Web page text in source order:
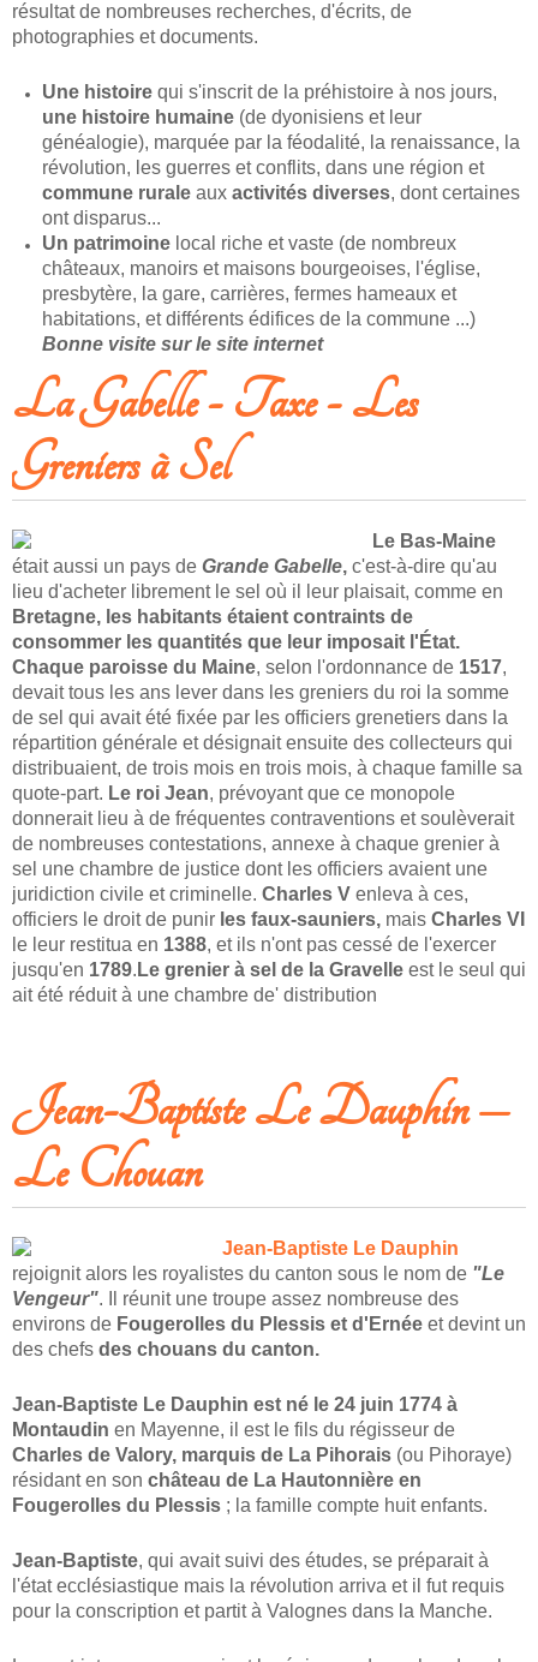
résultat de nombreuses recherches, d'écrits, de
photographies et documents.
Une histoire qui s'inscrit de la préhistoire à nos jours,
une histoire humaine (de dyonisiens et leur
généalogie), marquée par la féodalité, la renaissance, la
révolution, les guerres et conflits, dans une région et
commune rurale aux activités diverses, dont certaines
ont disparus...
Un patrimoine local riche et vaste (de nombreux
châteaux, manoirs et maisons bourgeoises, l'église,
presbytère, la gare, carrières, fermes hameaux et
habitations, et différents édifices de la commune ...)
Bonne visite sur le site internet
La Gabelle - Taxe - Les
Greniers à Sel
Le Bas-Maine
était aussi un pays de Grande Gabelle, c'est-à-dire qu'au
lieu d'acheter librement le sel où il leur plaisait, comme en
Bretagne, les habitants étaient contraints de
consommer les quantités que leur imposait l'État.
Chaque paroisse du Maine, selon l'ordonnance de 1517,
devait tous les ans lever dans les greniers du roi la somme
de sel qui avait été fixée par les officiers grenetiers dans la
répartition générale et désignait ensuite des collecteurs qui
distribuaient, de trois mois en trois mois, à chaque famille sa
quote-part. Le roi Jean, prévoyant que ce monopole
donnerait lieu à de fréquentes contraventions et soulèverait
de nombreuses contestations, annexe à chaque grenier à
sel une chambre de justice dont les officiers avaient une
juridiction civile et criminelle. Charles V enleva à ces,
officiers le droit de punir les faux-sauniers, mais Charles VI
le leur restitua en 1388, et ils n'ont pas cessé de l'exercer
jusqu'en 1789. Le grenier à sel de la Gravelle est le seul qui
ait été réduit à une chambre de' distribution
Jean-Baptiste Le Dauphin –
Le Chouan
Jean-Baptiste Le Dauphin
rejoignit alors les royalistes du canton sous le nom de "Le
Vengeur". Il réunit une troupe assez nombreuse des
environs de Fougerolles du Plessis et d'Ernée et devint un
des chefs des chouans du canton.
Jean-Baptiste Le Dauphin est né le 24 juin 1774 à
Montaudin en Mayenne, il est le fils du régisseur de
Charles de Valory, marquis de La Pihorais (ou Pihoraye)
résidant en son château de La Hautonnière en
Fougerolles du Plessis ; la famille compte huit enfants.
Jean-Baptiste, qui avait suivi des études, se préparait à
l'état ecclésiastique mais la révolution arriva et il fut requis
pour la conscription et partit à Valognes dans la Manche.